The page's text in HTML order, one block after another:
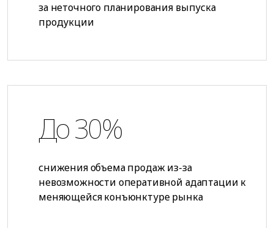
за неточного планирования выпуска
продукции
До 30%
снижения объема продаж из-за
невозможности оперативной адаптации к
меняющейся конъюнктуре рынка